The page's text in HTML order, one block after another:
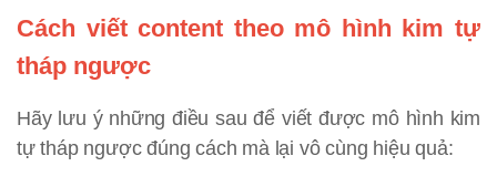
Cách viết content theo mô hình kim tự
tháp ngược
Hãy lưu ý những điều sau để viết được mô hình kim
tự tháp ngược đúng cách mà lại vô cùng hiệu quả: